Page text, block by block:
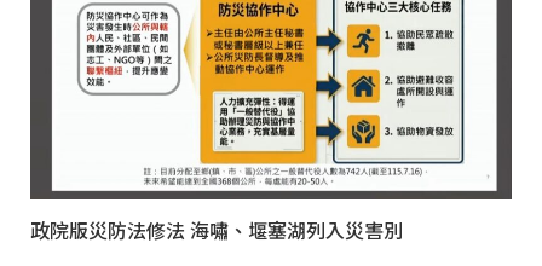
政院版災防法修法 海嘯、堰塞湖列入災害別